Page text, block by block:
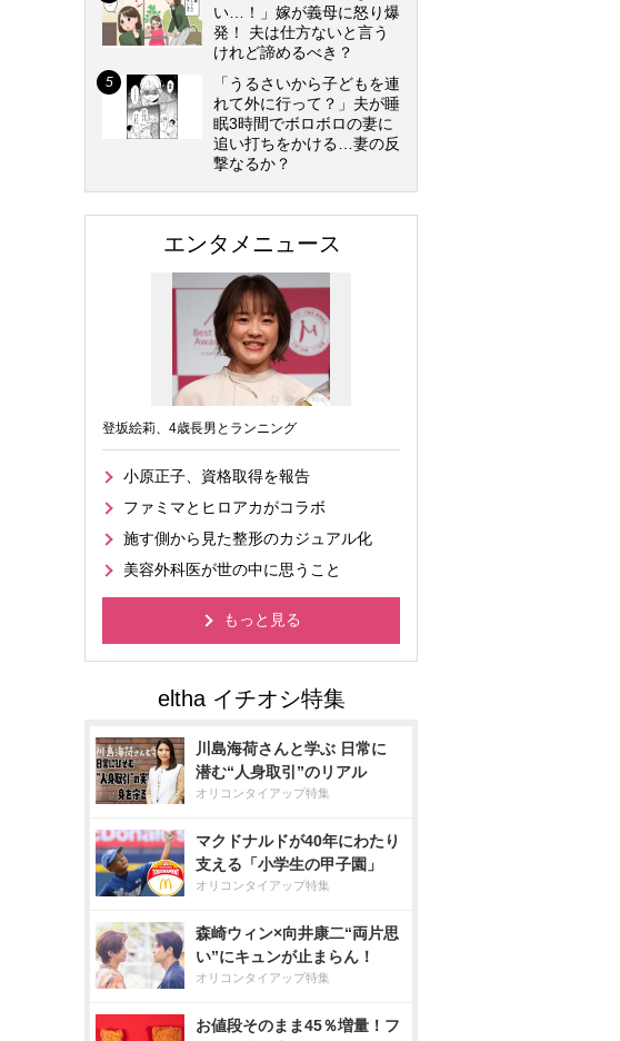
い…！」嫁が義母に怒り爆
発！ 夫は仕方ないと言う
けれど諦めるべき？
「うるさいから子どもを連
れて外に行って？」夫が睡
眠3時間でボロボロの妻に
追い打ちをかける…妻の反
撃なるか？
エンタメニュース
登坂絵莉、4歳長男とランニング
小原正子、資格取得を報告
ファミマとヒロアカがコラボ
施す側から見た整形のカジュアル化
美容外科医が世の中に思うこと
もっと見る
川島海荷さんと学ぶ 日常に
潜む“人身取引”のリアル
オリコンタイアップ特集
マクドナルドが40年にわたり
支える「小学生の甲子園」
オリコンタイアップ特集
森崎ウィン×向井康二“両片思
い”にキュンが止まらん！
オリコンタイアップ特集
お値段そのまま45％増量！フ